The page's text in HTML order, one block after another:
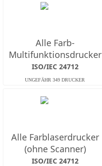
Alle Farb-
Multifunktions­drucker
ISO/IEC 24712
Alle Farb­laserdrucker
(ohne Scanner)
ISO/IEC 24712